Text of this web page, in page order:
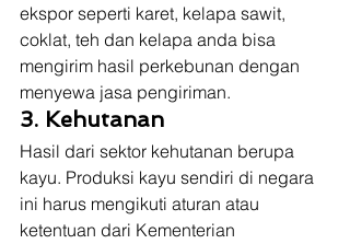
ekspor seperti karet, kelapa sawit,
coklat, teh dan kelapa anda bisa
mengirim hasil perkebunan dengan
menyewa jasa pengiriman.
3. Kehutanan
Hasil dari sektor kehutanan berupa
kayu. Produksi kayu sendiri di negara
ini harus mengikuti aturan atau
ketentuan dari Kementerian